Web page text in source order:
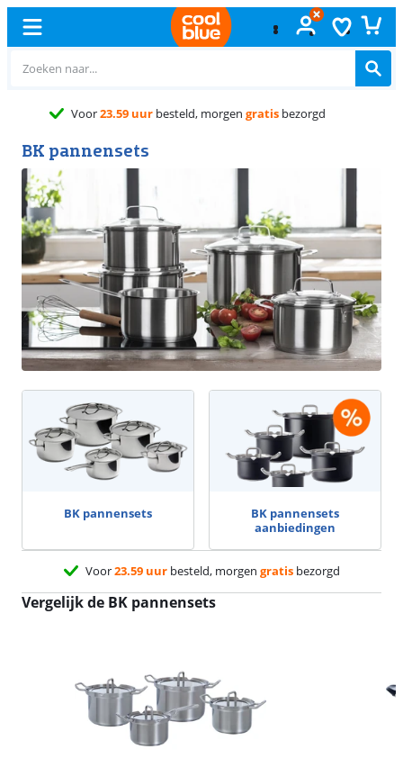
Gratisruilen
BK pannensets
BK pannensets
BK pannensets
aanbiedingen
Voor23.59 uurbesteld, morgen gratisbezorgd
Vergelijk de BK pannensets